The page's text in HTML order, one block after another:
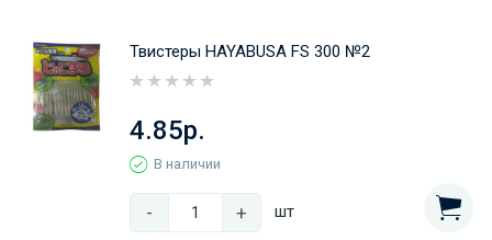
Твистеры HAYABUSA FS 300 №2
4.85р.
В наличии
- + шт